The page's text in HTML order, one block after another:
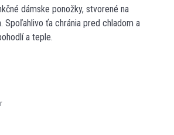
dámske ponožky, stvorené na
Spoľahlivo ťa chránia pred chladom a
a teple.